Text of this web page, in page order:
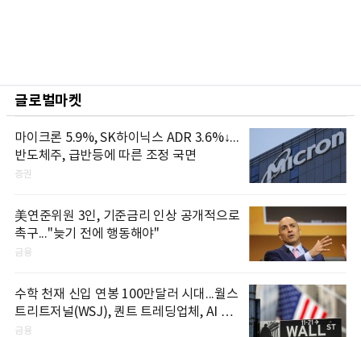
글로벌마켓
마이크론 5.9%, SK하이닉스 ADR 3.6%↓...
반도체주, 급반등에 따른 조정 국면
증권
美연준위원 3인, 기준금리 인상 공개적으로
촉구..."늦기 전에 행동해야"
금융
수학 천재 신입 연봉 100만달러 시대...월스
트리트저널(WSJ), 퀀트 트레딩업체, AI 기
업들 인재 확보 경쟁
금융